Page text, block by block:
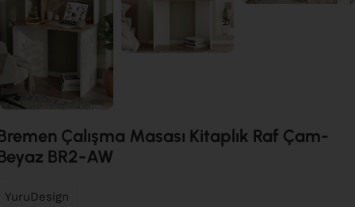
Çalışma Masası Kitaplık Raf Çam-
BR2-AW
YuruDesign